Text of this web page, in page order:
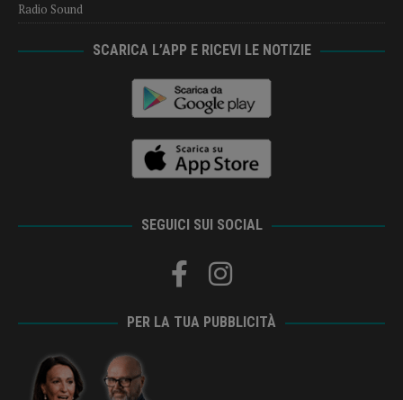
Radio Sound
SCARICA L’APP E RICEVI LE NOTIZIE
SEGUICI SUI SOCIAL
PER LA TUA PUBBLICITÀ